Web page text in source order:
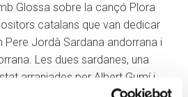
Glossa sobre la cançó Plora
catalans que van dedicar
Pere Jordà Sardana andorrana i
Les dues sardanes, una
arranjades per Albert Gumí i